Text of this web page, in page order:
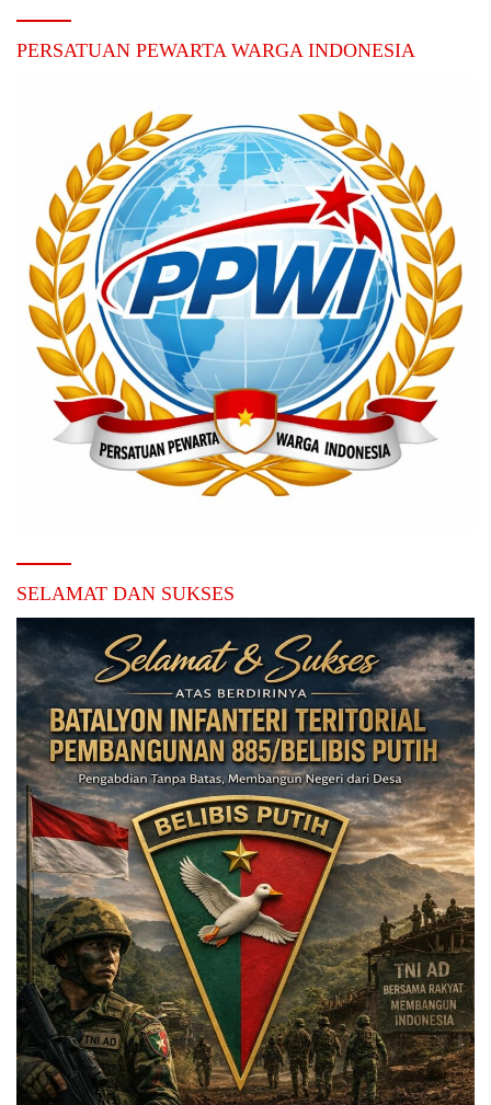
PERSATUAN PEWARTA WARGA INDONESIA
SELAMAT DAN SUKSES